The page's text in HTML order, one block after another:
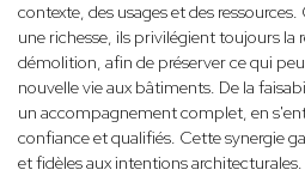
contexte, des usages et des
une richesse, ils privilégient toujours la
démolition, afin de préserver ce qui
nouvelle vie aux bâtiments. De la
un accompagnement complet, en
confiance et qualifiés. Cette synergie
et fidèles aux intentions architecturales.